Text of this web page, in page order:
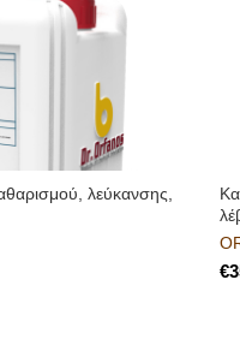
λεύκανσης,
€